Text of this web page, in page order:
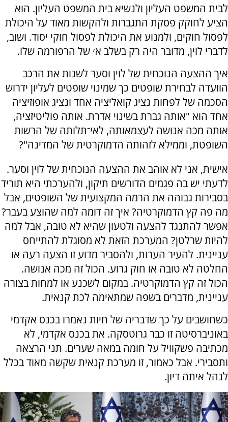
לבית המשפט העליון ולנשיא בית המשפט העליון. הוא
הציע לחוקק פסקת התגברות ולהקשות מאוד על היכולת
לפסול חוקים, ולמנוע את היכולת לפסול חוקי יסוד. ושוב,
לדברי לוין, מדובר היה רק בשלב א׳ של הרפורמה שלו.
איך ההצעה הנוכחית של לוין וסער לשנות את הרכב
הוועדה לבחירת שופטים כך שמינוי שופטים לעליון ידרוש
הסכמה של לפחות נציג קואליציה אחד ונציג אופוזיציה
אחד הוא "אותה גברת בשינוי אדרת. אותה פוליטיזציה,
אותה מכה אנושה לעצמאותה, לאי־תלותה של הרשות
השופטת, וממילא לזהותה הדמוקרטית של המדינה"?
אישית, אני לא אוהב את ההצעה הנוכחית של לוין וסער.
לדעתי יש בה פגמים הדורשים תיקון, ולהערכתי היא תוריד
בסבירות גבוהה את הרמה המקצועית של השופטים, אבל
מה פה קץ הדמוקרטיה? איך זה דומה למה שהוצע בעבר?
אפשר להתנגד להצעה ולטעון שהיא לא טובה, אבל למה
להיות שרלטן? המערכת הזאת לא מסוגלת להתייחס
עניינית. להעיר הערות, ולהסביר מדוע זו הצעה רעה או
החלטה לא טובה או חוק גרוע. הכול זה מכה אנושה.
הכול זה קץ הדמוקרטיה. במקום לשכנע או למחות בצורה
עניינית, מדברים בשפה שמתאימה לכת קנאית.
כשחושבים על כך שדבריה של חיות נאמרו בכנס אקדמי
באוניברסיטה זו כבר גרוטסקה. את בכנס אקדמי, לא
מכתיבה פשקוויל על חומה במאה שערים. תני הרצאה
ותסבירי. אבל כאמור, זו מערכת קנאית שקשה מאוד בכלל
לנהל איתה דיון.